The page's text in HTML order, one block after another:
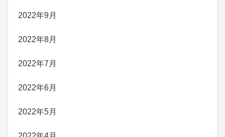
2022年9月
2022年8月
2022年7月
2022年6月
2022年5月